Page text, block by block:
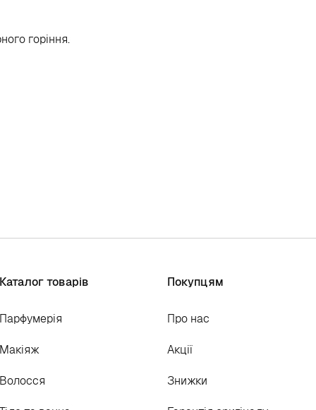
горіння.
Каталог товарів
Парфумерія
Макіяж
Волосся
Покупцям
Про нас
Акції
Знижки